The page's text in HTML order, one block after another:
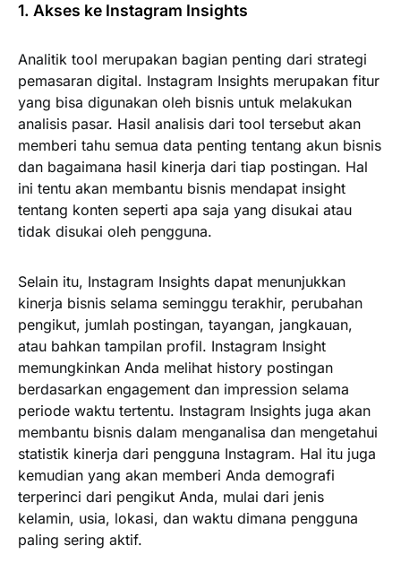
1. Akses ke Instagram Insights
Analitik tool merupakan bagian penting dari strategi
pemasaran digital. Instagram Insights merupakan fitur
yang bisa digunakan oleh bisnis untuk melakukan
analisis pasar. Hasil analisis dari tool tersebut akan
memberi tahu semua data penting tentang akun bisnis
dan bagaimana hasil kinerja dari tiap postingan. Hal
ini tentu akan membantu bisnis mendapat insight
tentang konten seperti apa saja yang disukai atau
tidak disukai oleh pengguna.
Selain itu, Instagram Insights dapat menunjukkan
kinerja bisnis selama seminggu terakhir, perubahan
pengikut, jumlah postingan, tayangan, jangkauan,
atau bahkan tampilan profil. Instagram Insight
memungkinkan Anda melihat history postingan
berdasarkan engagement dan impression selama
periode waktu tertentu. Instagram Insights juga akan
membantu bisnis dalam menganalisa dan mengetahui
statistik kinerja dari pengguna Instagram. Hal itu juga
kemudian yang akan memberi Anda demografi
terperinci dari pengikut Anda, mulai dari jenis
kelamin, usia, lokasi, dan waktu dimana pengguna
paling sering aktif.